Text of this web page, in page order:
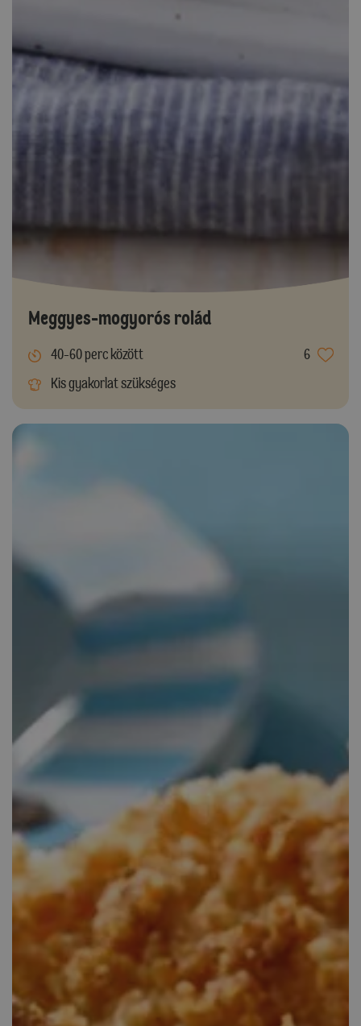
Meggyes-mogyorós rolád
40-60 perc között
6
Kis gyakorlat szükséges